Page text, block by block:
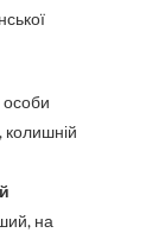
особи
колишній
на